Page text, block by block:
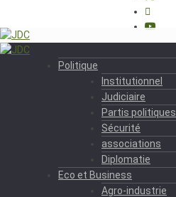
Politique
Institutionnel
Judiciaire
Partis politiques
Sécurité
associations
Diplomatie
Eco et Business
Agro-industrie